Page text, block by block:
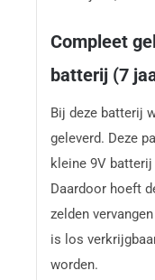
Compleet
batterij (7
Bij deze batterij
geleverd. Deze
kleine 9V
Daardoor hoeft
zelden
is los
worden.